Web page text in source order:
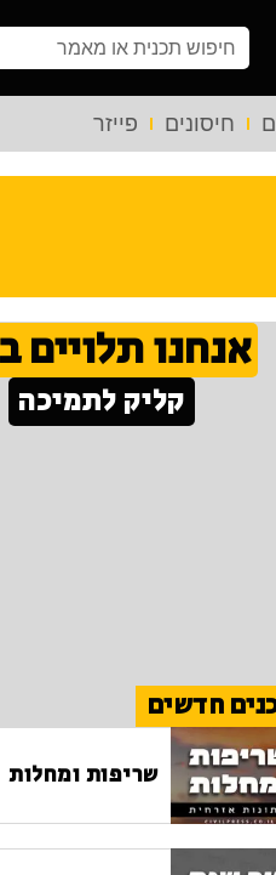
חיסונים פייזר
אנחנו תלויים
קליק לתמיכה
חדשים
שריפות ומחלות